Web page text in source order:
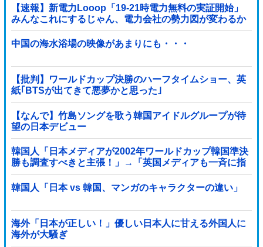
【速報】新電力Looop「19-21時電力無料の実証開始」
みんなこれにするじゃん、電力会社の勢力図が変わるか
中国の海水浴場の映像があまりにも・・・
【批判】ワールドカップ決勝のハーフタイムショー、英
紙｢BTSが出てきて悪夢かと思った｣
【なんで】竹島ソングを歌う韓国アイドルグループが待
望の日本デビュー
韓国人「日本メディアが2002年ワールドカップ韓国準決
勝も調査すべきと主張！」→「英国メディアも一斉に指
摘‥」
韓国人「日本 vs 韓国、マンガのキャラクターの違い」
海外「日本が正しい！」優しい日本人に甘える外国人に
海外が大騒ぎ